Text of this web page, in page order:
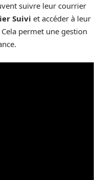
suivre leur courrier
Suivi et accéder à leur
permet une gestion